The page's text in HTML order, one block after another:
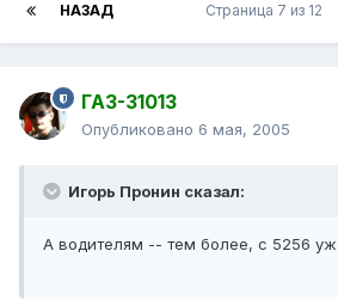
НАЗАД Страница 7 из 12
ГАЗ-31013
Опубликовано 6 мая, 2005
Игорь Пронин сказал:
А водителям -- тем более, с 5256 уж